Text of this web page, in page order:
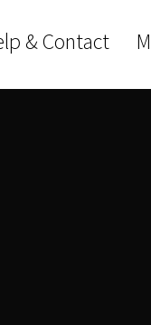
& Contact